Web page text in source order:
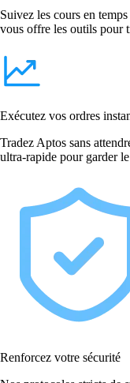
Suivez les cours en
vous offre les outils pour
Exécutez vos ordres
Tradez Aptos sans
ultra-rapide pour garder
Renforcez votre sécurité